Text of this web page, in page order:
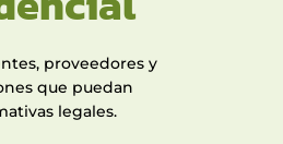
proveedores y
que puedan
legales.